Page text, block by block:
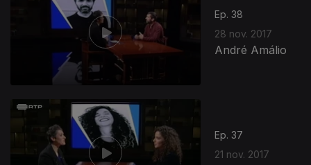
Ep. 38
28 nov. 2017
André Amálio
Ep. 37
21 nov. 2017